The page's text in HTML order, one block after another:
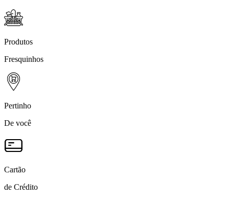
Produtos
Fresquinhos
Pertinho
De você
Cartão
de Crédito